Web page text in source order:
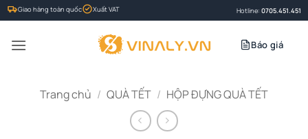
Bỏ
qua
nội
Giao hàng toàn quốc Xuất VAT Hotline: 0705.451.451
Báo giá
Trang chủ / QUÀ TẾT / HỘP ĐỰNG QUÀ TẾT